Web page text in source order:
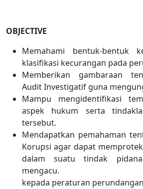
OBJECTIVE
Memahami bentuk-bentuk
klasifikasi kecurangan pada
Memberikan gambaraan
Audit Investigatif guna
Mampu mengidentifikasi
aspek hukum serta
tersebut.
Mendapatkan pemahaman
Korupsi agar dapat
dalam suatu tindak
mengacu.
kepada peraturan